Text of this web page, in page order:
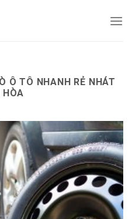
Ô TÔ NHANH RẺ NHÁT
HÒA